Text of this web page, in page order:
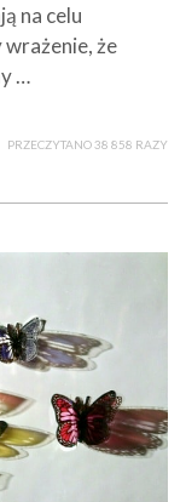
na celu
wrażenie, że
…
PRZECZYTANO 38 858 RAZY